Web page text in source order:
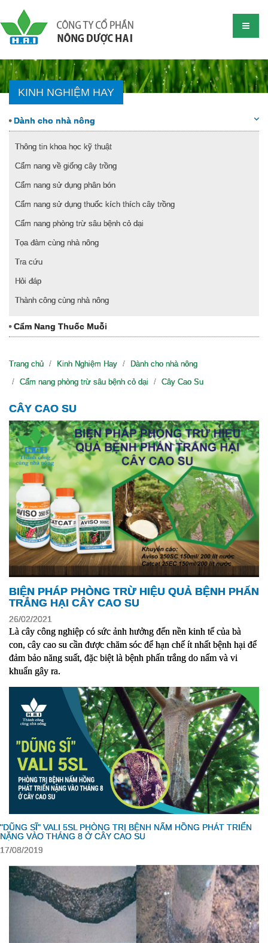
KINH NGHIỆM HAY
Dành cho nhà nông
Thông tin khoa học kỹ thuật
Cẩm nang về giống cây trồng
Cẩm nang sử dụng phân bón
Cẩm nang sử dụng thuốc kích thích cây trồng
Cẩm nang phòng trừ sâu bệnh cỏ dại
Tọa đàm cùng nhà nông
Tra cứu
Hỏi đáp
Thành công cùng nhà nông
Cẩm Nang Thuốc Muỗi
Trang chủ Kinh Nghiệm Hay
Dành cho nhà nông
Cẩm nang phòng trừ sâu bệnh cỏ dại
Cây Cao Su
CÂY CAO SU
BIỆN PHÁP PHÒNG TRỪ HIỆU QUẢ BỆNH PHẤN
TRẮNG HẠI CÂY CAO SU
26/02/2021
Là cây công nghiệp có sức ảnh hưởng đến nền kinh tế của bà
con, cây cao su cần được chăm sóc để hạn chế ít nhất bệnh hại để
đảm bảo năng suất, đặc biệt là bệnh phấn trắng do nấm và vi
khuẩn gây ra.
"DŨNG SĨ" VALI 5SL PHÒNG TRỊ BỆNH NẤM HỒNG PHÁT TRIỂN
NẶNG VÀO THÁNG 8 Ở CÂY CAO SU
17/08/2019